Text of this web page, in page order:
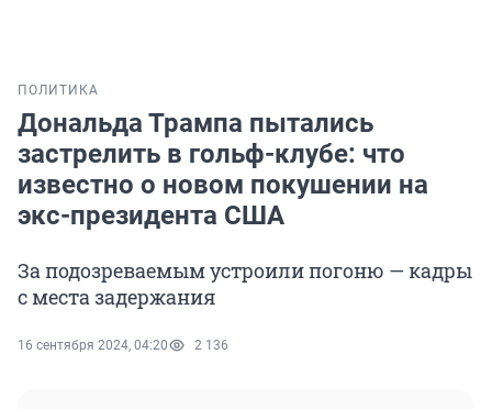
ПОЛИТИКА
Дональда Трампа пытались
застрелить в гольф-клубе: что
известно о новом покушении на
экс-президента США
За подозреваемым устроили погоню — кадры
с места задержания
16 сентября 2024, 04:20 2 136